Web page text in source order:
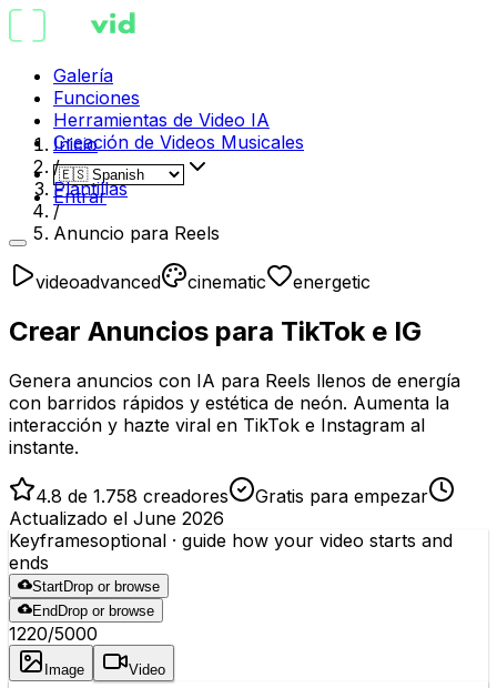
Galería
Funciones
Herramientas de Video IA
Creación de Videos Musicales
Entrar
Inicio
/
Plantillas
/
Anuncio para Reels
videoadvanced cinematic energetic
Crear Anuncios para TikTok e IG
Genera anuncios con IA para Reels llenos de energía
con barridos rápidos y estética de neón. Aumenta la
interacción y hazte viral en TikTok e Instagram al
instante.
4.8 de 1.758 creadores
Gratis para empezar
Actualizado el June 2026
Keyframesoptional · guide how your video starts and
ends
StartDrop or browse
End Drop or browse
1220/5000
Image Video